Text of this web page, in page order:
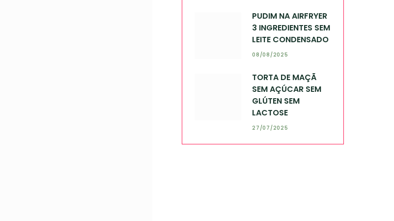
PUDIM NA AIRFRYER
3 INGREDIENTES SEM
LEITE CONDENSADO
08/08/2025
TORTA DE MAÇÃ
SEM AÇÚCAR SEM
GLÚTEN SEM
LACTOSE
27/07/2025